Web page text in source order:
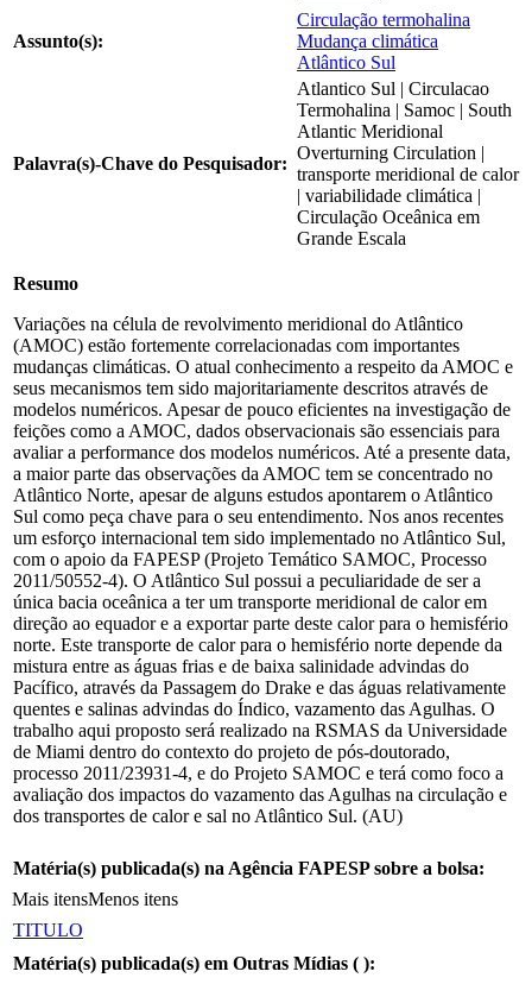
Assunto(s):
Circulação termohalina
Mudança climática
Atlântico Sul
Palavra(s)-Chave do Pesquisador:
Atlantico Sul | Circulacao
Termohalina | Samoc | South
Atlantic Meridional
Overturning Circulation |
transporte meridional de calor
| variabilidade climática |
Circulação Oceânica em
Grande Escala
Resumo
Variações na célula de revolvimento meridional do Atlântico
(AMOC) estão fortemente correlacionadas com importantes
mudanças climáticas. O atual conhecimento a respeito da AMOC e
seus mecanismos tem sido majoritariamente descritos através de
modelos numéricos. Apesar de pouco eficientes na investigação de
feições como a AMOC, dados observacionais são essenciais para
avaliar a performance dos modelos numéricos. Até a presente data,
a maior parte das observações da AMOC tem se concentrado no
Atlântico Norte, apesar de alguns estudos apontarem o Atlântico
Sul como peça chave para o seu entendimento. Nos anos recentes
um esforço internacional tem sido implementado no Atlântico Sul,
com o apoio da FAPESP (Projeto Temático SAMOC, Processo
2011/50552-4). O Atlântico Sul possui a peculiaridade de ser a
única bacia oceânica a ter um transporte meridional de calor em
direção ao equador e a exportar parte deste calor para o hemisfério
norte. Este transporte de calor para o hemisfério norte depende da
mistura entre as águas frias e de baixa salinidade advindas do
Pacífico, através da Passagem do Drake e das águas relativamente
quentes e salinas advindas do Índico, vazamento das Agulhas. O
trabalho aqui proposto será realizado na RSMAS da Universidade
de Miami dentro do contexto do projeto de pós-doutorado,
processo 2011/23931-4, e do Projeto SAMOC e terá como foco a
avaliação dos impactos do vazamento das Agulhas na circulação e
dos transportes de calor e sal no Atlântico Sul. (AU)
Matéria(s) publicada(s) na Agência FAPESP sobre a bolsa:
Mais itensMenos itens
TITULO
Matéria(s) publicada(s) em Outras Mídias ( ):